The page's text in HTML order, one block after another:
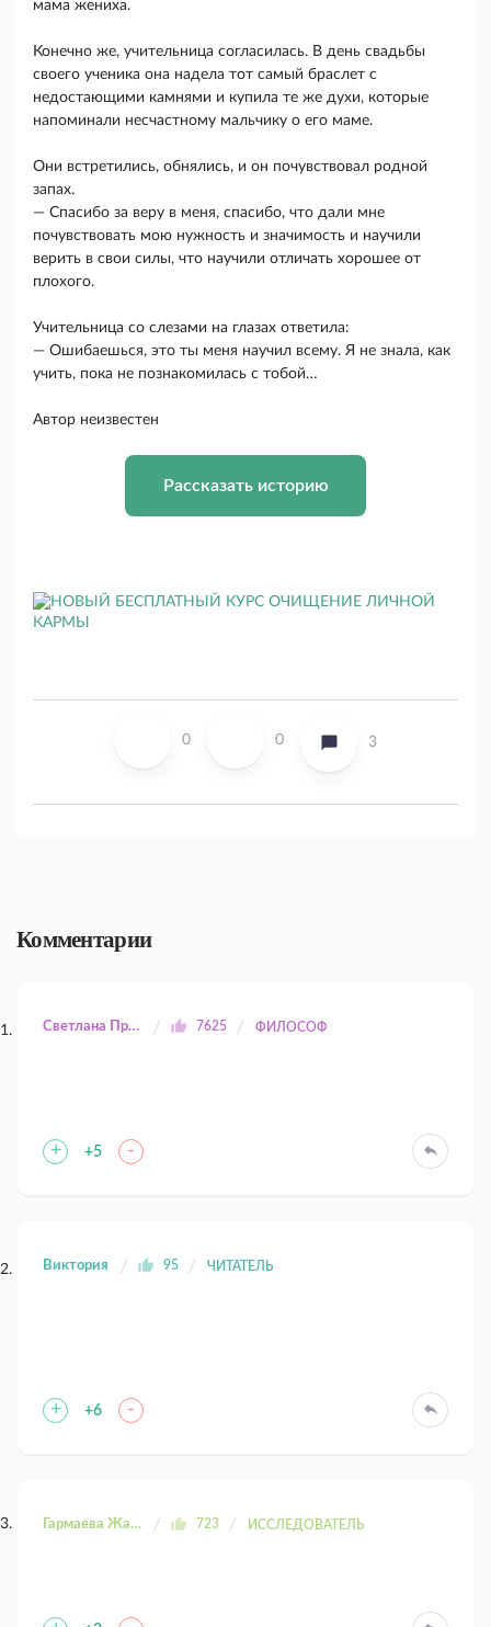
мама жениха.
Конечно же, учительница согласилась. В день свадьбы
своего ученика она надела тот самый браслет с
недостающими камнями и купила те же духи, которые
напоминали несчастному мальчику о его маме.
Они встретились, обнялись, и он почувствовал родной
запах.
— Спасибо за веру в меня, спасибо, что дали мне
почувствовать мою нужность и значимость и научили
верить в свои силы, что научили отличать хорошее от
плохого.
Учительница со слезами на глазах ответила:
— Ошибаешься, это ты меня научил всему. Я не знала, как
учить, пока не познакомилась с тобой…
Автор неизвестен
Рассказать историю
0 0 3
Комментарии
Светлана Прилуцкая 7625 ФИЛОСОФ
+ +5 -
Виктория 95 ЧИТАТЕЛЬ
+ +6 -
Гармаева Жаргала 723 ИССЛЕДОВАТЕЛЬ